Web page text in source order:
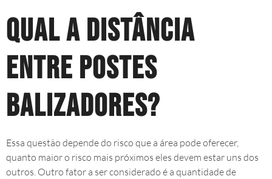
Qual a distância
entre postes
balizadores?
Essa questão depende do risco que a área pode oferecer,
quanto maior o risco mais próximos eles devem estar uns dos
outros. Outro fator a ser considerado é a quantidade de